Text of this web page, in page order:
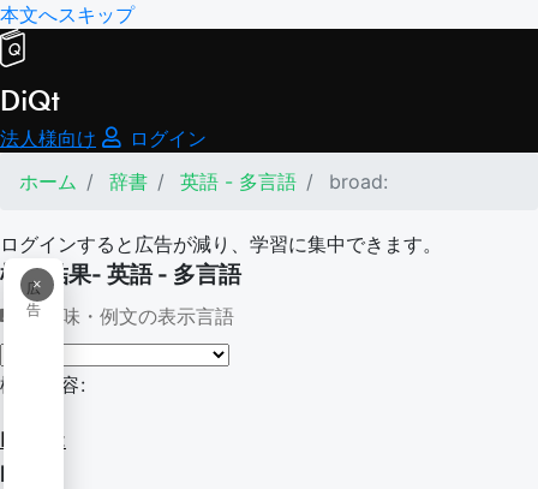
本文へスキップ
DiQt
法人様向け
ログイン
ホーム
辞書 英語 - 多言語 broad:
ログインすると広告が減り、学習に集中できます。
×
広
告
検索結果- 英語 - 多言語
意味・例文の表示言語
検索内容:
broad:
Broad